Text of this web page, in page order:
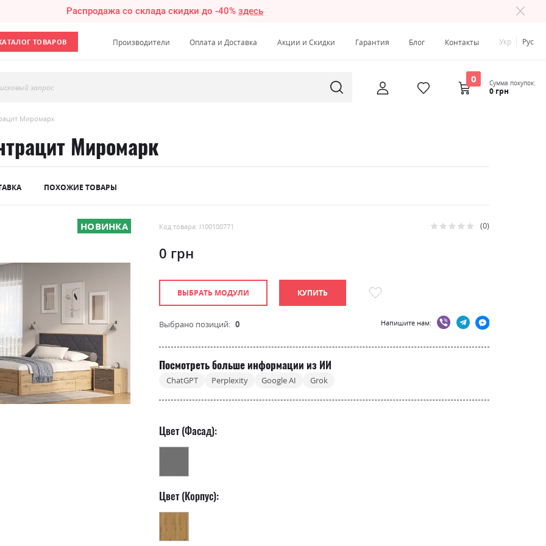
Распродажа со склада скидки до -40%здесь
ТОВАРОВ Производители Оплата и Доставка Акции и Скидки Гарантия Блог Контакты Укр Рус
запрос
0 Сумма покупок:
0 грн
Миромарк
Миромарк
ПОХОЖИЕ ТОВАРЫ
НОВИНКА Код товара: l100100771 Рейтинг: 0
0 грн
ВЫБРАТЬ МОДУЛИ КУПИТЬ
Напишите нам:
Выбрано позиций: 0
Посмотреть больше информации из ИИ
ChatGPT Perplexity Google AI Grok
Цвет (Фасад):
Цвет (Корпус):